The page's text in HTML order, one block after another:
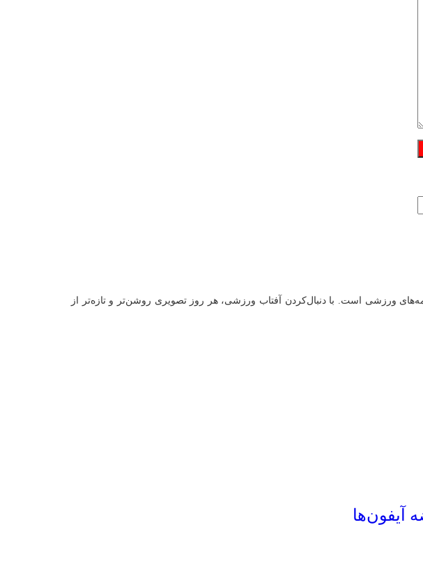
ورزشی است. با دنبال‌کردن آفتاب ورزشی، هر روز تصویری روشن‌تر و تازه‌تر از